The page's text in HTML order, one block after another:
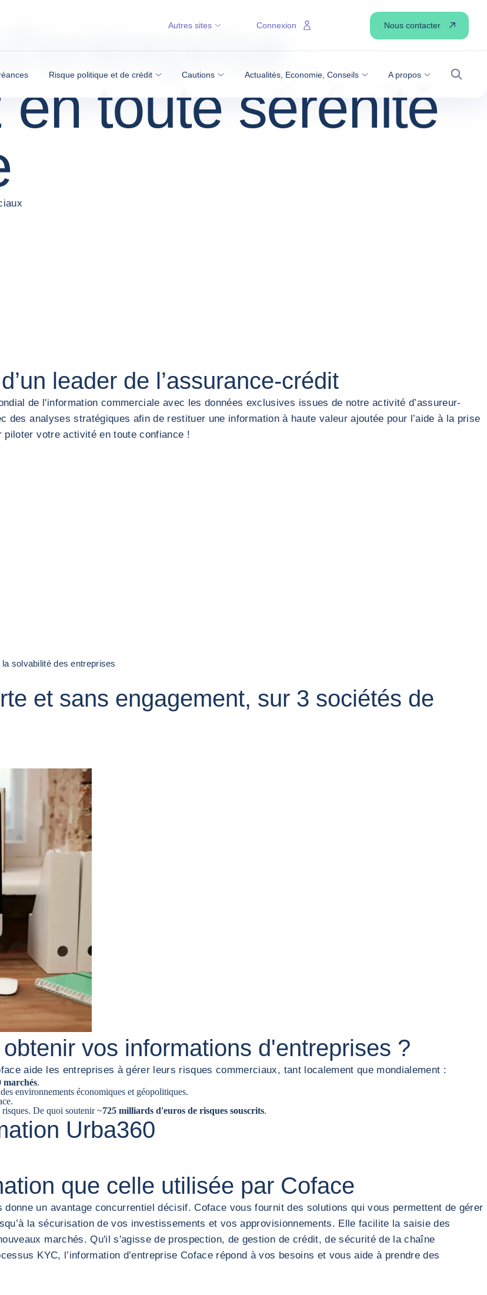
Risque politique et de crédit Cautions Actualités, Economie, Conseils A propos
Autres sites Connexion Nous contacter
:
toute sérénité
leader de l’assurance-crédit
de l'information commerciale avec les données exclusives issues de notre activité d’assureur-
analyses stratégiques afin de restituer une information à haute valeur ajoutée pour l’aide à la prise
votre activité en toute confiance !
solvabilité des entreprises
et sans engagement, sur 3 sociétés de
vos informations d'entreprises ?
aide les entreprises à gérer leurs risques commerciaux, tant localement que mondialement :
marchés.
environnements économiques et géopolitiques.
risques. De quoi soutenir ~725 milliards d'euros de risques souscrits.
Urba360
que celle utilisée par Coface
un avantage concurrentiel décisif. Coface vous fournit des solutions qui vous permettent de gérer
la sécurisation de vos investissements et vos approvisionnements. Elle facilite la saisie des
marchés. Qu'il s'agisse de prospection, de gestion de crédit, de sécurité de la chaîne
KYC, l’information d’entreprise Coface répond à vos besoins et vous aide à prendre des